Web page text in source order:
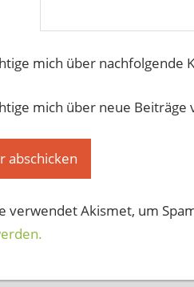
mich über nachfolgende
mich über neue Beiträge
verwendet Akismet, um